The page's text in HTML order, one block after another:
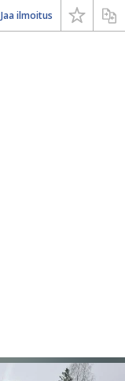
Jaa ilmoitus